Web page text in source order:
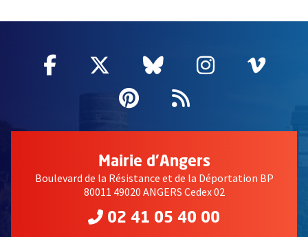
Facebook
, Ouvre une nouvelle fenêtre
Twitter
, Ouvre une nouvelle
Bluesky
, Ouvre une
Instagram
, Ouvre
,
Pinterest
, Ouvre une
Flux RSS
Mairie d'Angers
Boulevard de la Résistance et de la Déportation BP
80011 49020 ANGERS Cedex 02
02 41 05 40 00